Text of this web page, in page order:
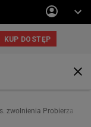
zwolnienia Probierza